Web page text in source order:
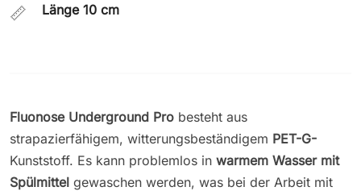
📏 Länge 10 cm
Fluonose Underground Pro besteht aus
strapazierfähigem, witterungsbeständigem PET-G-
Kunststoff. Es kann problemlos in warmem Wasser mit
Spülmittel gewaschen werden, was bei der Arbeit mit